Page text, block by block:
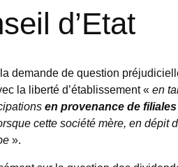
d’Etat
demande de question
la liberté d’établissement «en
en provenance de
cette société mère, en
».